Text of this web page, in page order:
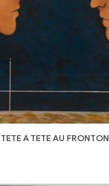
A TETE AU FRONTON